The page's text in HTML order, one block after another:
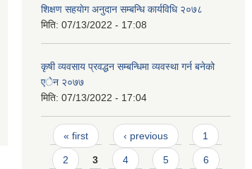
शिक्षण सहयाेग अनुदान सम्बन्धि कार्यविधि २०७८
मिति: 07/13/2022 - 17:08
कृषी व्यवसाय प्रवद्धन सम्बन्धिमा व्यवस्था गर्न बनेको
एेन २०७७
मिति: 07/13/2022 - 17:04
Pages
« first ‹ previous 1
2 3 4 5 6